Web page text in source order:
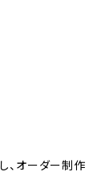
、オーダー制作